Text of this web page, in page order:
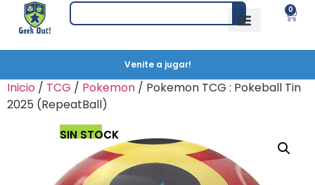
0
Venite a jugar!
Inicio / TCG / Pokemon / Pokemon TCG : Pokeball Tin
2025 (RepeatBall)
SIN STOCK